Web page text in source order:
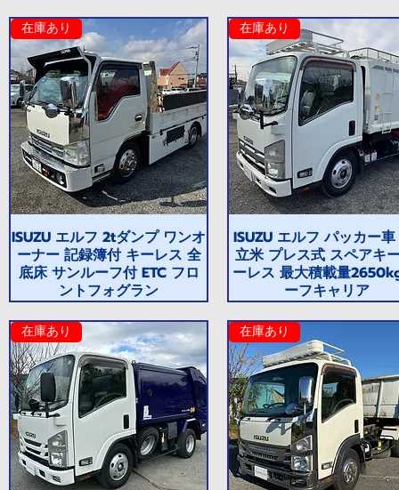
在庫あり
ISUZU エルフ 2tダンプ ワンオ
ーナー 記録簿付 キーレス 全
底床 サンルーフ付 ETC フロ
ントフォグラン
在庫あり
ISUZU エルフ パッカー
立米 プレス式 スペアキ
ーレス 最大積載量
ーフキャリア
在庫あり 在庫あり